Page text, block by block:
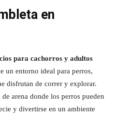
en
para cachorros y adultos
un entorno ideal para perros,
disfrutan de correr y explorar.
arena donde los perros pueden
y divertirse en un ambiente